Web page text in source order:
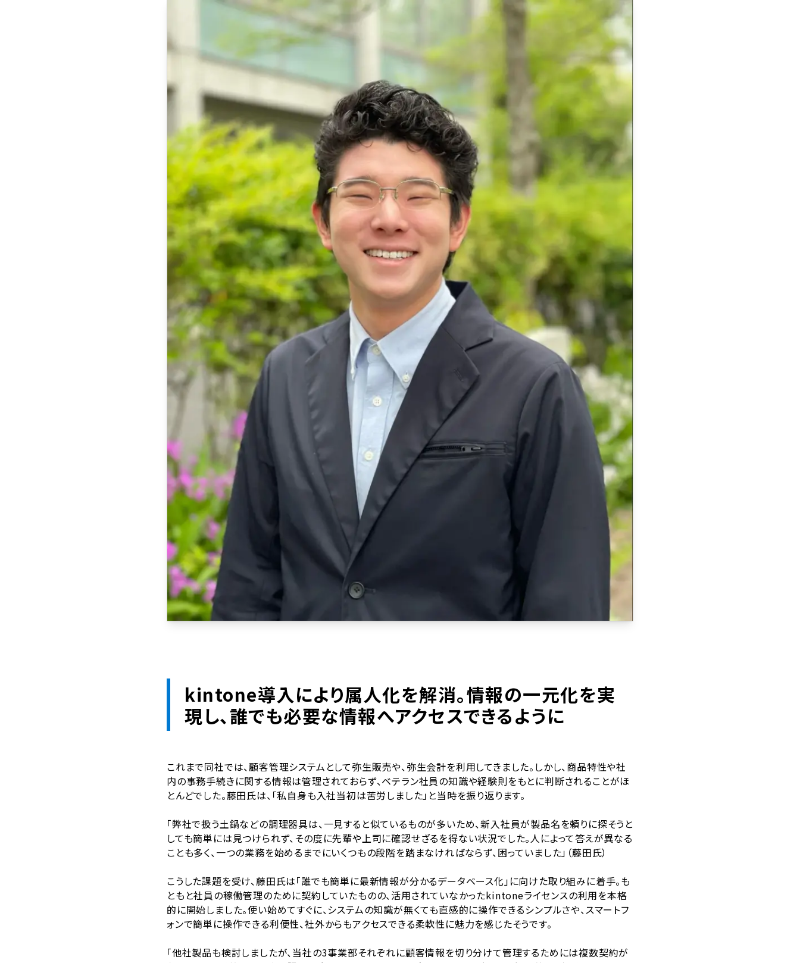
kintone導入により属人化を解消。情報の一元化を実
現し、誰でも必要な情報へアクセスできるように
これまで同社では、顧客管理システムとして弥生販売や、弥生会計を利用してきました。しかし、商品特性や社
内の事務手続きに関する情報は管理されておらず、ベテラン社員の知識や経験則をもとに判断されることがほ
とんどでした。藤田氏は、「私自身も入社当初は苦労しました」と当時を振り返ります。
「弊社で扱う土鍋などの調理器具は、一見すると似ているものが多いため、新入社員が製品名を頼りに探そうと
しても簡単には見つけられず、その度に先輩や上司に確認せざるを得ない状況でした。人によって答えが異なる
ことも多く、一つの業務を始めるまでにいくつもの段階を踏まなければならず、困っていました」（藤田氏）
こうした課題を受け、藤田氏は「誰でも簡単に最新情報が分かるデータベース化」に向けた取り組みに着手。も
ともと社員の稼働管理のために契約していたものの、活用されていなかったkintoneライセンスの利用を本格
的に開始しました。使い始めてすぐに、システムの知識が無くても直感的に操作できるシンプルさや、スマートフ
ォンで簡単に操作できる利便性、社外からもアクセスできる柔軟性に魅力を感じたそうです。
「他社製品も検討しましたが、当社の3事業部それぞれに顧客情報を切り分けて管理するためには複数契約が